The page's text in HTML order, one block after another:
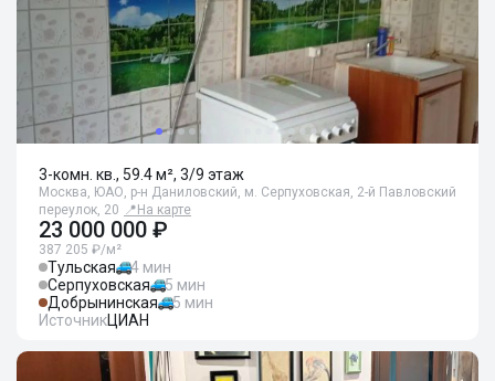
3-комн. кв., 59.4 м², 3/9 этаж
Москва, ЮАО, р-н Даниловский, м. Серпуховская, 2-й Павловский
переулок, 20 📍 На карте
23 000 000 ₽
387 205 ₽/м²
Тульская
4 мин
Серпуховская
5 мин
Добрынинская
5 мин
ИсточникЦИАН